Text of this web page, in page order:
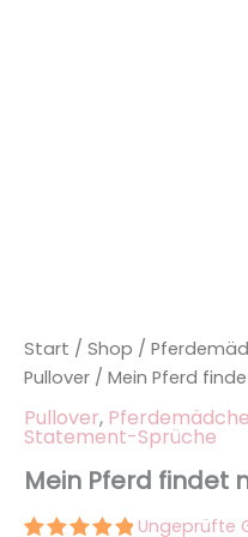
Start / Shop /
Pullover / Mein Pferd
Pullover,
Statement-Sprüche
Mein Pferd findet
Ungeprüfte